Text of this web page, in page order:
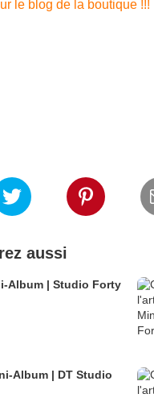
le blog de la boutique !!!
aussi
Album | Studio Forty
Album | DT Studio